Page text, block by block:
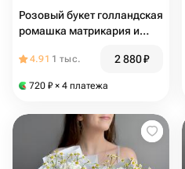
Розовый букет голландская
ромашка матрикария и
4.91 1 тыс. 2 880₽
720 ₽ × 4 платежа